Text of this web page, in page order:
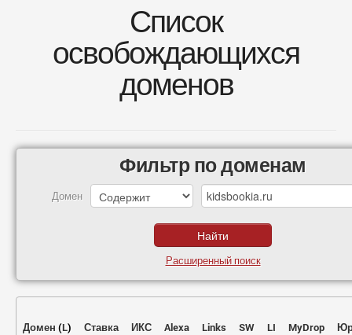
Список
освобождающихся
доменов
Фильтр по доменам
Домен
Расширенный поиск
Домен (L) Ставка ИКС Alexa Links SW LI MyDrop